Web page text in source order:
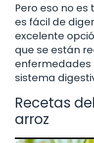
Pero eso no
es fácil de
excelente
que se están
enfermedades
sistema
Recetas
arroz